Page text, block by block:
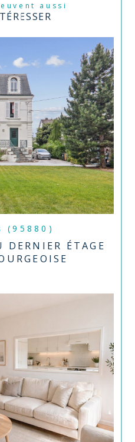
aussi
(95880)
DERNIER ÉTAGE